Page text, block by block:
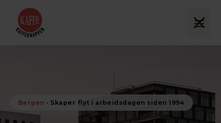
Bergen · Skaper flyt i arbeidsdagen siden 1994